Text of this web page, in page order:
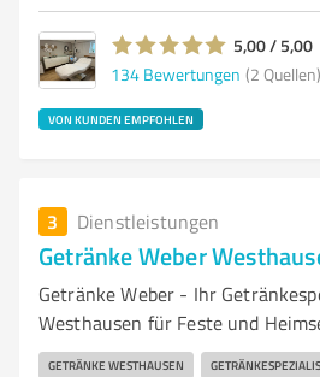
5,00 / 5,00
134 Bewertungen (2 Quellen)
VON KUNDEN EMPFOHLEN
3 Dienstleistungen
Getränke Weber
Getränke Weber - Ihr
Westhausen für Feste und
GETRÄNKE WESTHAUSEN